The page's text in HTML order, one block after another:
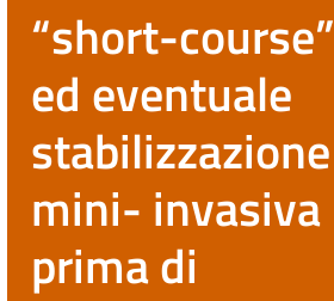
“short-course”
ed eventuale
stabilizzazione
mini- invasiva
prima di